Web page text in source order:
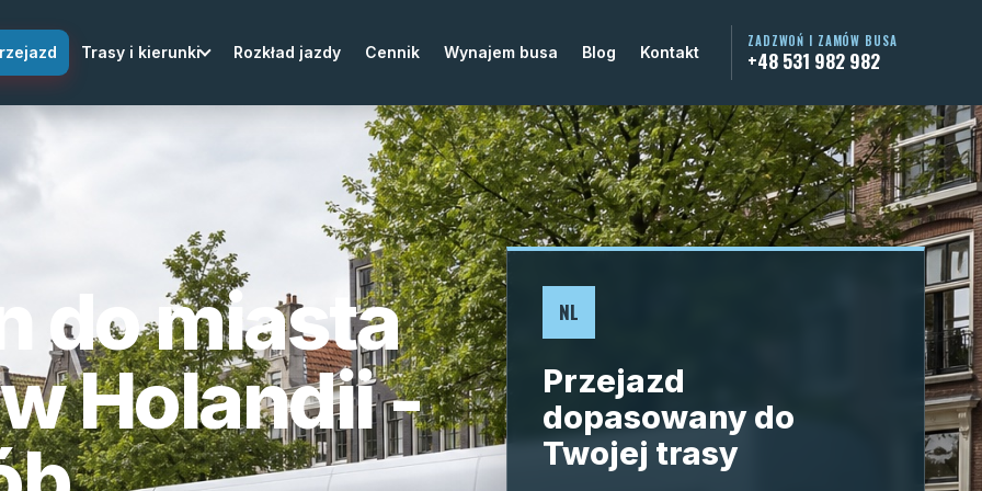
Trasy i kierunki Rozkład jazdy Cennik Wynajem busa Blog Kontakt
ZADZWOŃ I ZAMÓW BUSA
+48 531 982 982
do miasta
Holandii -
NL
Przejazd
dopasowany do
Twojej trasy